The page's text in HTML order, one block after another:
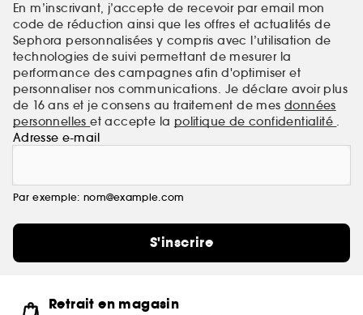
En m’inscrivant, j’accepte de recevoir par email mon
code de réduction ainsi que les offres et actualités de
Sephora personnalisées y compris avec l’utilisation de
technologies de suivi permettant de mesurer la
performance des campagnes afin d'optimiser et
personnaliser nos communications. Je déclare avoir plus
de 16 ans et je consens au traitement de mes données
personnelleset accepte la politique de confidentialité .
Adresse e-mail
Par exemple: nom@example.com
S'inscrire
Retrait en magasin